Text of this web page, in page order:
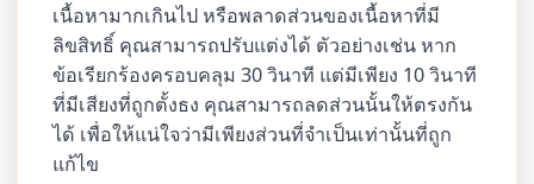
เนื้อหามากเกินไป หรือพลาดส่วนของเนื้อหาที่มี
ลิขสิทธิ์ คุณสามารถปรับแต่งได้ ตัวอย่างเช่น หาก
ข้อเรียกร้องครอบคลุม 30 วินาที แต่มีเพียง 10 วินาที
ที่มีเสียงที่ถูกตั้งธง คุณสามารถลดส่วนนั้นให้ตรงกัน
ได้ เพื่อให้แน่ใจว่ามีเพียงส่วนที่จำเป็นเท่านั้นที่ถูก
แก้ไข